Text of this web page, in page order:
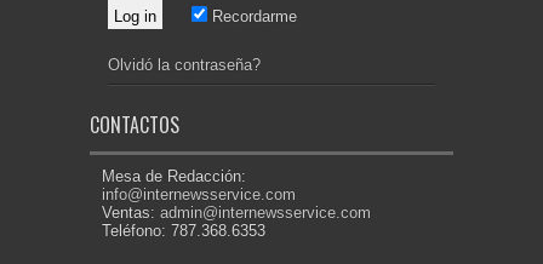
Recordarme
Olvidó la contraseña?
CONTACTOS
Mesa de Redacción:
info@internewsservice.com
Ventas: admin@internewsservice.com
Teléfono: 787.368.6353